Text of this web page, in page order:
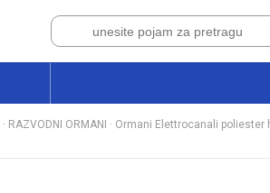
· RAZVODNI ORMANI · Ormani Elettrocanali poliester